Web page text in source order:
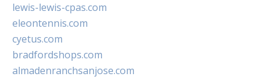
lewis-lewis-cpas.com
eleontennis.com
cyetus.com
bradfordshops.com
almadenranchsanjose.com